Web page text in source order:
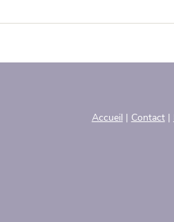
Accueil Contact|